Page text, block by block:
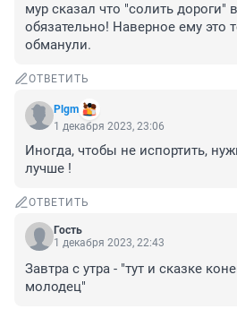
мур сказал что "солить дороги"
обязательно! Наверное ему это
обманули.
ОТВЕТИТЬ
Plgm
1 декабря 2023, 23:06
Иногда, чтобы не испортить,
лучше !
ОТВЕТИТЬ
Гость
1 декабря 2023, 22:43
Завтра с утра - "тут и сказке
молодец"